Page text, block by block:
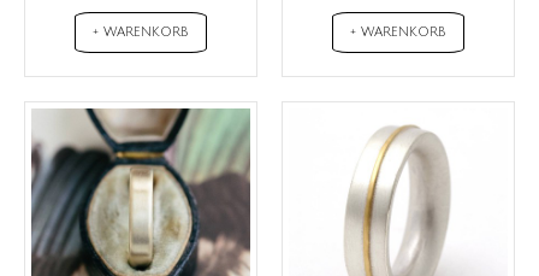
+ WARENKORB + WARENKORB